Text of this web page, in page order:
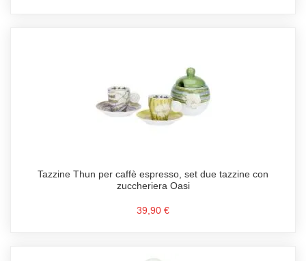
Tazzine Thun per caffè espresso, set due tazzine con
zuccheriera Oasi
39,90 €